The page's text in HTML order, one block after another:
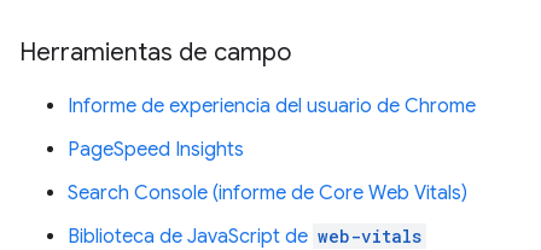
Herramientas de campo
Informe de experiencia del usuario de Chrome
PageSpeed Insights
Search Console (informe de Core Web Vitals)
Biblioteca de JavaScript de web-vitals